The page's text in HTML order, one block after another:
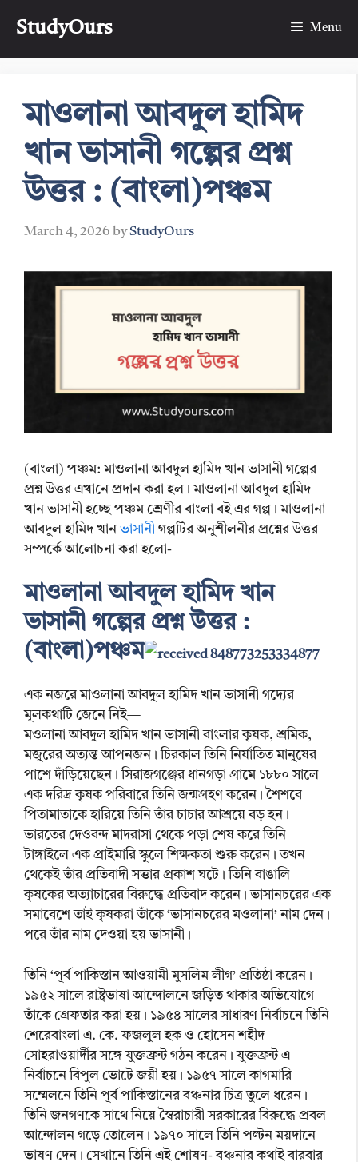
StudyOurs Menu
মাওলানা আবদুল হামিদ
খান ভাসানী গল্পের প্রশ্ন
উত্তর : (বাংলা)পঞ্চম
March 4, 2026 byStudyOurs
(বাংলা) পঞ্চম: মাওলানা আবদুল হামিদ খান ভাসানী গল্পের
প্রশ্ন উত্তর এখানে প্রদান করা হল। মাওলানা আবদুল হামিদ
খান ভাসানী হচ্ছে পঞ্চম শ্রেণীর বাংলা বই এর গল্প। মাওলানা
আবদুল হামিদ খানভাসানী গল্পটির অনুশীলনীর প্রশ্নের উত্তর
সম্পর্কে আলোচনা করা হলো-
মাওলানা আবদুল হামিদ খান
ভাসানী গল্পের প্রশ্ন উত্তর :
(বাংলা)পঞ্চম
এক নজরে মাওলানা আবদুল হামিদ খান ভাসানী গদ্যের
মূলকথাটি জেনে নিই—
মওলানা আবদুল হামিদ খান ভাসানী বাংলার কৃষক, শ্রমিক,
মজুরের অত্যন্ত আপনজন। চিরকাল তিনি নির্যাতিত মানুষের
পাশে দাঁড়িয়েছেন। সিরাজগঞ্জের ধানগড়া গ্রামে ১৮৮০ সালে
এক দরিদ্র কৃষক পরিবারে তিনি জন্মগ্রহণ করেন। শৈশবে
পিতামাতাকে হারিয়ে তিনি তাঁর চাচার আশ্রয়ে বড় হন।
ভারতের দেওবন্দ মাদরাসা থেকে পড়া শেষ করে তিনি
টাঙ্গাইলে এক প্রাইমারি স্কুলে শিক্ষকতা শুরু করেন। তখন
থেকেই তাঁর প্রতিবাদী সত্তার প্রকাশ ঘটে। তিনি বাঙালি
কৃষকের অত্যাচারের বিরুদ্ধে প্রতিবাদ করেন। ভাসানচরের এক
সমাবেশে তাই কৃষকরা তাঁকে ‘ভাসানচরের মওলানা’ নাম দেন।
পরে তাঁর নাম দেওয়া হয় ভাসানী।
তিনি ‘পূর্ব পাকিস্তান আওয়ামী মুসলিম লীগ’ প্রতিষ্ঠা করেন।
১৯৫২ সালে রাষ্ট্রভাষা আন্দোলনে জড়িত থাকার অভিযোগে
তাঁকে গ্রেফতার করা হয়। ১৯৫৪ সালের সাধারণ নির্বাচনে তিনি
শেরেবাংলা এ. কে. ফজলুল হক ও হোসেন শহীদ
সোহরাওয়ার্দীর সঙ্গে যুক্তফ্রন্ট গঠন করেন। যুক্তফ্রন্ট এ
নির্বাচনে বিপুল ভোটে জয়ী হয়। ১৯৫৭ সালে কাগমারি
সম্মেলনে তিনি পূর্ব পাকিস্তানের বঞ্চনার চিত্র তুলে ধরেন।
তিনি জনগণকে সাথে নিয়ে স্বৈরাচারী সরকারের বিরুদ্ধে প্রবল
আন্দোলন গড়ে তোলেন। ১৯৭০ সালে তিনি পল্টন ময়দানে
ভাষণ দেন। সেখানে তিনি এই শোষণ- বঞ্চনার কথাই বারবার